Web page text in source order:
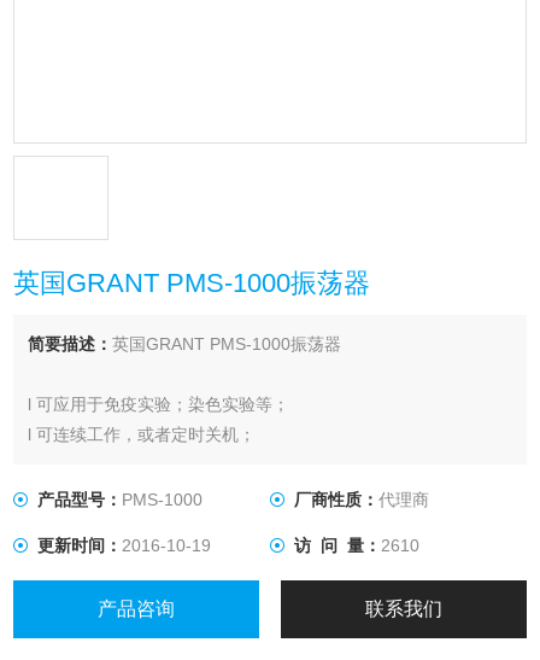
英国GRANT PMS-1000振荡器
简要描述：英国GRANT PMS-1000振荡器
l 可应用于免疫实验；染色实验等；
l 可连续工作，或者定时关机；
l 可方便快捷地安装任何标准深度的96孔或384孔的托盘；
产品型号： PMS-1000 厂商性质： 代理商
更新时间：2016-10-19 访 问 量： 2610
产品咨询 联系我们